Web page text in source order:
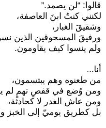
قالوا: “لن يصمد.”
لكنني كنتُ ابنَ العاصفة،
وشقيقَ الغبار،
ورفيقَ المسحوقين الذين
ولم ينسوا كيف يقاومون.
أنا...
من طعنوه وهم يبتسمون،
ومن وُضع في قفصِ تهمٍ لم
ومن عاش الغدر لا كحادثة،
بل كطريق يوميّ إلى الخبز